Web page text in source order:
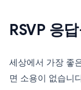
RSVP 응
세상에서 가장 좋
면 소용이 없습니